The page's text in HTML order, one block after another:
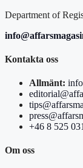
Department of
Kontakta oss
Allmänt:
+46 8 525
Om oss